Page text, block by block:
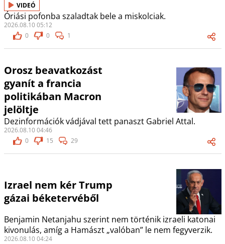
VIDEÓ
Óriási pofonba szaladtak bele a miskolciak.
2026.08.10 05:12
0
0 1
Orosz beavatkozást
gyanít a francia
politikában Macron
jelöltje
Dezinformációk vádjával tett panaszt Gabriel Attal.
2026.08.10 04:46
0
15 29
Izrael nem kér Trump
gázai béketervéből
Benjamin Netanjahu szerint nem történik izraeli katonai
kivonulás, amíg a Hamászt „valóban” le nem fegyverzik.
2026.08.10 04:24